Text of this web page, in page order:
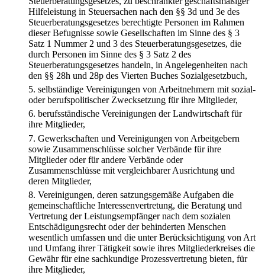
Hilfeleistung in Steuersachen nach den §§ 3d und 3e des
Steuerberatungsgesetzes berechtigte Personen im Rahmen
dieser Befugnisse sowie Gesellschaften im Sinne des § 3
Satz 1 Nummer 2 und 3 des Steuerberatungsgesetzes, die
durch Personen im Sinne des § 3 Satz 2 des
Steuerberatungsgesetzes handeln, in Angelegenheiten nach
den §§ 28h und 28p des Vierten Buches Sozialgesetzbuch,
5. selbständige Vereinigungen von Arbeitnehmern mit sozial-
oder berufspolitischer Zwecksetzung für ihre Mitglieder,
6. berufsständische Vereinigungen der Landwirtschaft für
ihre Mitglieder,
7. Gewerkschaften und Vereinigungen von Arbeitgebern
sowie Zusammenschlüsse solcher Verbände für ihre
Mitglieder oder für andere Verbände oder
Zusammenschlüsse mit vergleichbarer Ausrichtung und
deren Mitglieder,
8. Vereinigungen, deren satzungsgemäße Aufgaben die
gemeinschaftliche Interessenvertretung, die Beratung und
Vertretung der Leistungsempfänger nach dem sozialen
Entschädigungsrecht oder der behinderten Menschen
wesentlich umfassen und die unter Berücksichtigung von Art
und Umfang ihrer Tätigkeit sowie ihres Mitgliederkreises die
Gewähr für eine sachkundige Prozessvertretung bieten, für
ihre Mitglieder,